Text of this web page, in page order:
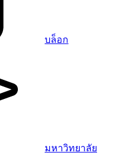
บล็อก
มหาวิทยาลัย